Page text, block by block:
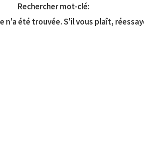
Rechercher mot-clé:
n'a été trouvée. S'il vous plaît,